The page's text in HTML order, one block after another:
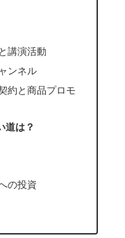
講演活動
ンネル
約と商品プロモ
道は？
の投資